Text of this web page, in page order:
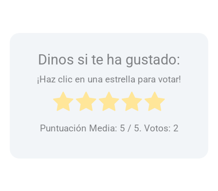
Dinos si te ha gustado:
¡Haz clic en una estrella para votar!
Puntuación Media: 5 / 5. Votos: 2